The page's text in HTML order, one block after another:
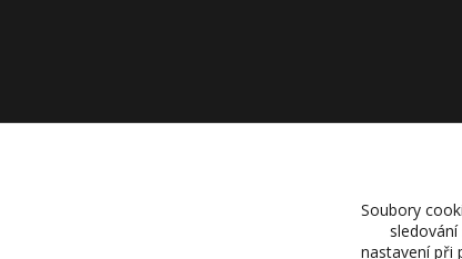
Soubory
nastavení při